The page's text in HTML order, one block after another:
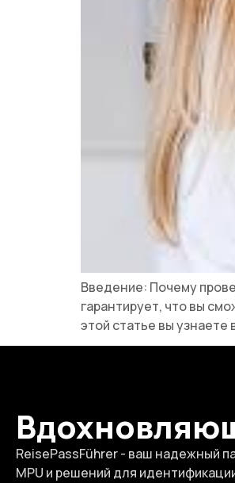
Введение: Почему
гарантирует, что вы
этой статье вы узнаете
ReisePassFührer - ваш надежный
MPU и решений для